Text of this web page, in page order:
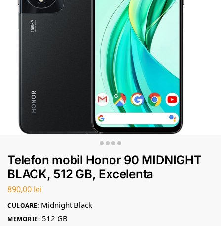
Telefon mobil Honor 90 MIDNIGHT
BLACK, 512 GB, Excelenta
890,00 lei
CULOARE: Midnight Black
MEMORIE: 512 GB